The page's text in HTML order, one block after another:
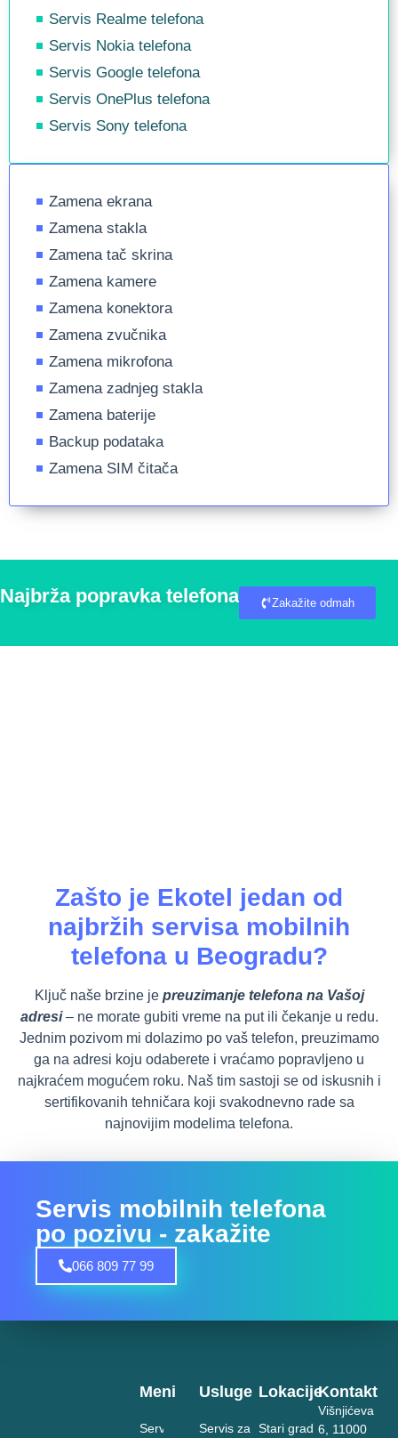
Servis Realme telefona
Servis Nokia telefona
Servis Google telefona
Servis OnePlus telefona
Servis Sony telefona
Zamena ekrana
Zamena stakla
Zamena tač skrina
Zamena kamere
Zamena konektora
Zamena zvučnika
Zamena mikrofona
Zamena zadnjeg stakla
Zamena baterije
Backup podataka
Zamena SIM čitača
Najbrža popravka telefona Zakažite odmah
Zašto je Ekotel jedan od
najbržih servisa mobilnih
telefona u Beogradu?
Ključ naše brzine je preuzimanje telefona na Vašoj
adresi– ne morate gubiti vreme na put ili čekanje u redu.
Jednim pozivom mi dolazimo po vaš telefon, preuzimamo
ga na adresi koju odaberete i vraćamo popravljeno u
najkraćem mogućem roku. Naš tim sastoji se od iskusnih i
sertifikovanih tehničara koji svakodnevno rade sa
najnovijim modelima telefona.
Servis mobilnih telefona
po pozivu - zakažite
066 809 77 99
Lokacije
Stari grad
Usluge
Servis za
Meni
Servis
Kontakt
Višnjićeva
6, 11000